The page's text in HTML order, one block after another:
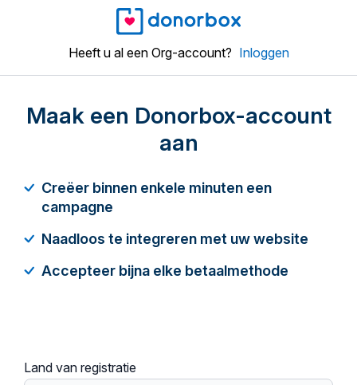
Heeft u al een Org-account? Inloggen
Maak een Donorbox-account
aan
Creëer binnen enkele minuten een
campagne
Naadloos te integreren met uw website
Accepteer bijna elke betaalmethode
Land van registratie